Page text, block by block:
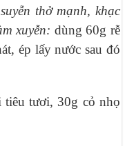
thở mạnh, khạc
xuyễn: dùng 60g rễ
ép lấy nước sau đó
tiêu tươi, 30g cỏ nhọ